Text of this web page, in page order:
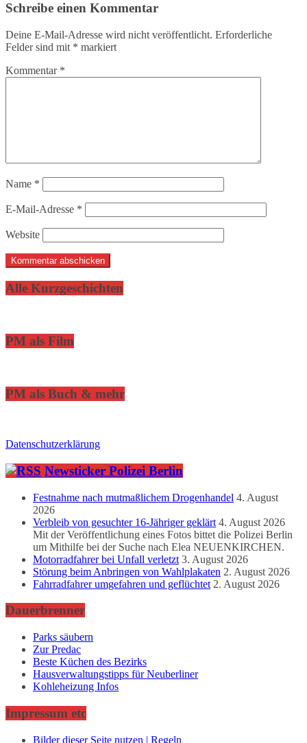
Schreibe einen Kommentar
Deine E-Mail-Adresse wird nicht veröffentlicht. Erforderliche
Felder sind mit * markiert
Kommentar *
Name *
E-Mail-Adresse *
Website
Alle Kurzgeschichten
PM als Film
PM als Buch & mehr
Datenschutzerklärung
Newsticker Polizei Berlin
Festnahme nach mutmaßlichem Drogenhandel 4. August
2026
Verbleib von gesuchter 16-Jähriger geklärt 4. August 2026
Mit der Veröffentlichung eines Fotos bittet die Polizei Berlin
um Mithilfe bei der Suche nach Elea NEUENKIRCHEN.
Motorradfahrer bei Unfall verletzt 3. August 2026
Störung beim Anbringen von Wahlplakaten 2. August 2026
Fahrradfahrer umgefahren und geflüchtet 2. August 2026
Dauerbrenner
Parks säubern
Zur Predac
Beste Küchen des Bezirks
Hausverwaltungstipps für Neuberliner
Kohleheizung Infos
Impressum etc
Bilder dieser Seite nutzen | Regeln